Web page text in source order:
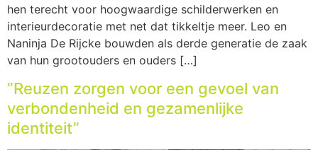
hen terecht voor hoogwaardige schilderwerken en
interieurdecoratie met net dat tikkeltje meer. Leo en
Naninja De Rijcke bouwden als derde generatie de zaak
van hun grootouders en ouders […]
”Reuzen zorgen voor een gevoel van
verbondenheid en gezamenlijke
identiteit”